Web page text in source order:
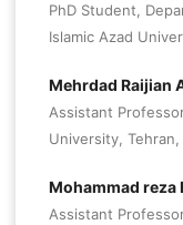
PhD Student,
Islamic Azad
Mehrdad Raijian
Assistant
University, Tehran,
Mohammad reza
Assistant